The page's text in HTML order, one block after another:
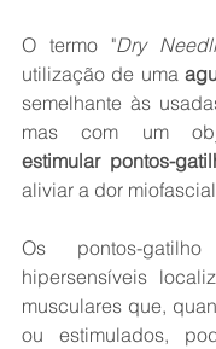
O termo "Dry
utilização de uma
semelhante às
estimular pontos-
aliviar a dor
Os pontos-
hipersensíveis
musculares que,
ou estimulados,